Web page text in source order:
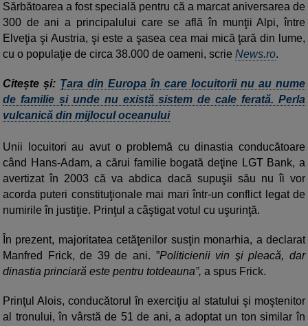
Sărbătoarea a fost specială pentru că a marcat aniversarea de
300 de ani a principalului care se află în munţii Alpi, între
Elveţia şi Austria, şi este a şasea cea mai mică ţară din lume,
cu o populaţie de circa 38.000 de oameni, scrie News.ro.
Citește și: Țara din Europa în care locuitorii nu au nume
de familie și unde nu există sistem de cale ferată. Perla
vulcanică din mijlocul oceanului
Unii locuitori au avut o problemă cu dinastia conducătoare
când Hans-Adam, a cărui familie bogată deţine LGT Bank, a
avertizat în 2003 că va abdica dacă supuşii său nu îi vor
acorda puteri constituţionale mai mari într-un conflict legat de
numirile în justiţie. Prinţul a câştigat votul cu uşurinţă.
În prezent, majoritatea cetăţenilor susţin monarhia, a declarat
Manfred Frick, de 39 de ani. ”Politicienii vin şi pleacă, dar
dinastia princiară este pentru totdeauna”, a spus Frick.
Prinţul Alois, conducătorul în exerciţiu al statului şi moştenitor
al tronului, în vârstă de 51 de ani, a adoptat un ton similar în